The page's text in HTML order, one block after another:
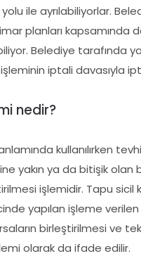
ile ayrılabiliyorlar.
planları kapsamında
Belediye tarafında
iptali davasıyla
nedir?
kullanılırken
yakın ya da bitişik olan
işlemidir. Tapu sicil
yapılan işleme verilen
birleştirilmesi ve
olarak da ifade edilir.